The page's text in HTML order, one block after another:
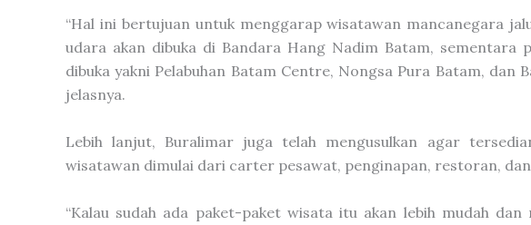
“Hal ini bertujuan untuk menggarap wisatawan mancanegara
udara akan dibuka di Bandara Hang Nadim Batam, sementara
dibuka yakni Pelabuhan Batam Centre, Nongsa Pura Batam, dan
jelasnya.
Lebih lanjut, Buralimar juga telah mengusulkan agar
wisatawan dimulai dari carter pesawat, penginapan, restoran,
“Kalau sudah ada paket-paket wisata itu akan lebih mudah dan